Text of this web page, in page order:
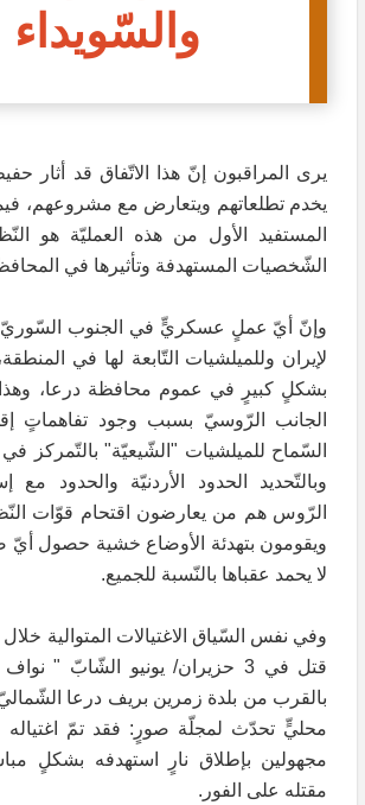
والسّويداء
يرى المراقبون إنّ هذا الاتّفاق قد أثار
يخدم تطلعاتهم ويتعارض مع مشروعهم،
المستفيد الأول من هذه العمليّة هو
الشّخصيات المستهدفة وتأثيرها في
وإنّ أيّ عملٍ عسكريٍّ في الجنوب السّوريّ
لإيران وللميلشيات التّابعة لها في
بشكلٍ كبيرٍ في عموم محافظة درعا،
الجانب الرّوسيّ بسبب وجود تفاهماتٍ
السّماح للميلشيات "الشّيعيّة" بالتّمركز
وبالتّحديد الحدود الأردنيّة والحدود مع
الرّوس هم من يعارضون اقتحام قوّات
ويقومون بتهدئة الأوضاع خشية حصول
لا يحمد عقباها بالنّسبة للجميع.
وفي نفس السّياق الاغتيالات المتوالية
قتل في 3 حزيران/ يونيو الشّابّ "
بالقرب من بلدة زمرين بريف درعا
محليٍّ تحدّث لمجلّة صورٍ: فقد تمّ
مجهولين بإطلاق نارٍ استهدفه بشكلٍ
مقتله على الفور.